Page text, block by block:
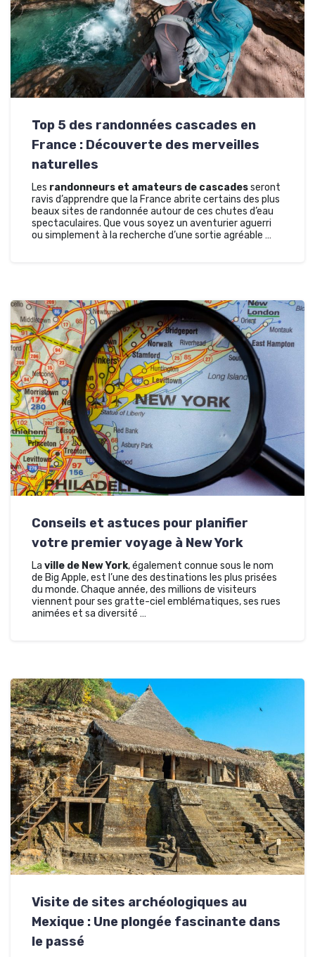
Top 5 des randonnées cascades en
France : Découverte des merveilles
naturelles
Les randonneurs et amateurs de cascadesseront
ravis d’apprendre que la France abrite certains des plus
beaux sites de randonnée autour de ces chutes d’eau
spectaculaires. Que vous soyez un aventurier aguerri
ou simplement à la recherche d’une sortie agréable …
Conseils et astuces pour planifier
votre premier voyage à New York
La ville de New York, également connue sous le nom
de Big Apple, est l’une des destinations les plus prisées
du monde. Chaque année, des millions de visiteurs
viennent pour ses gratte-ciel emblématiques, ses rues
animées et sa diversité …
Visite de sites archéologiques au
Mexique : Une plongée fascinante dans
le passé